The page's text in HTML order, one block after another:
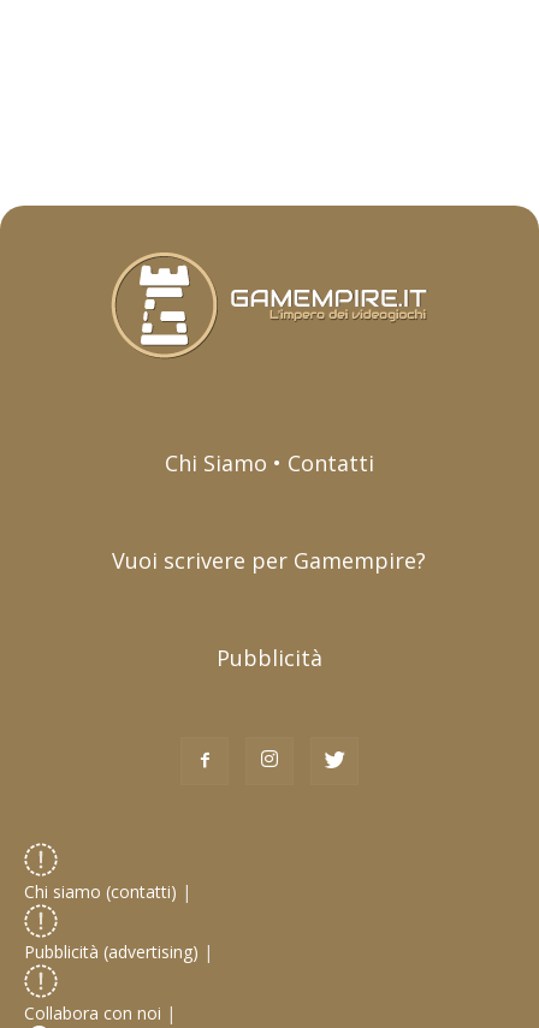
Chi Siamo • Contatti
Vuoi scrivere per Gamempire?
Pubblicità
Chi siamo (contatti) |
Pubblicità (advertising) |
Collabora con noi |